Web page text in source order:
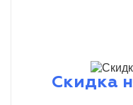
Скидка